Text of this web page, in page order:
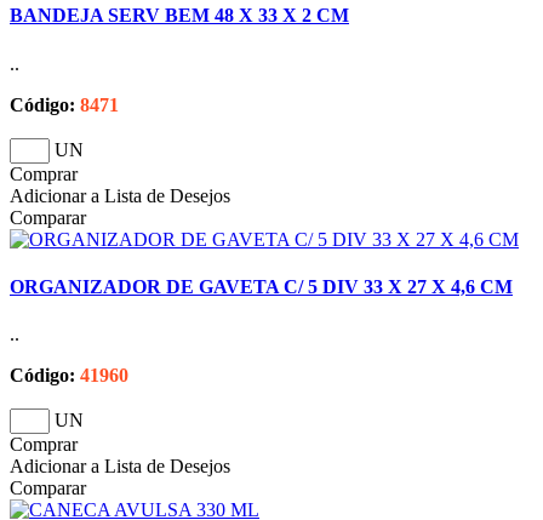
BANDEJA SERV BEM 48 X 33 X 2 CM
..
Código: 8471
UN
Comprar
Adicionar a Lista de Desejos
Comparar
ORGANIZADOR DE GAVETA C/ 5 DIV 33 X 27 X 4,6 CM
..
Código: 41960
UN
Comprar
Adicionar a Lista de Desejos
Comparar